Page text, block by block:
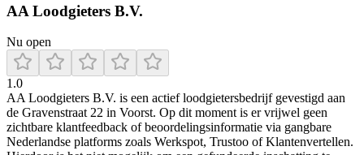
AA Loodgieters B.V.
Nu open
1.0
AA Loodgieters B.V. is een actief loodgietersbedrijf gevestigd aan
de Gravenstraat 22 in Voorst. Op dit moment is er vrijwel geen
zichtbare klantfeedback of beoordelingsinformatie via gangbare
Nederlandse platforms zoals Werkspot, Trustoo of Klantenvertellen.